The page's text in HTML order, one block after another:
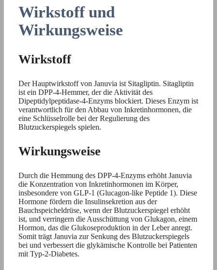
Wirkstoff und
Wirkungsweise
Wirkstoff
Der Hauptwirkstoff von Januvia ist Sitagliptin. Sitagliptin
ist ein DPP-4-Hemmer, der die Aktivität des
Dipeptidylpeptidase-4-Enzyms blockiert. Dieses Enzym ist
verantwortlich für den Abbau von Inkretinhormonen, die
eine Schlüsselrolle bei der Regulierung des
Blutzuckerspiegels spielen.
Wirkungsweise
Durch die Hemmung des DPP-4-Enzyms erhöht Januvia
die Konzentration von Inkretinhormonen im Körper,
insbesondere von GLP-1 (Glucagon-like Peptide 1). Diese
Hormone fördern die Insulinsekretion aus der
Bauchspeicheldrüse, wenn der Blutzuckerspiegel erhöht
ist, und verringern die Ausschüttung von Glukagon, einem
Hormon, das die Glukoseproduktion in der Leber anregt.
Somit trägt Januvia zur Senkung des Blutzuckerspiegels
bei und verbessert die glykämische Kontrolle bei Patienten
mit Typ-2-Diabetes.